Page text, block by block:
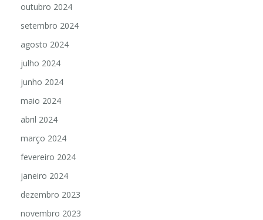
outubro 2024
setembro 2024
agosto 2024
julho 2024
junho 2024
maio 2024
abril 2024
março 2024
fevereiro 2024
janeiro 2024
dezembro 2023
novembro 2023